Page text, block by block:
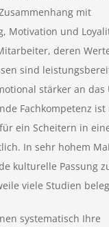
mit
Motivation und
deren
sind
stärker an das
Fachkompetenz
ein Scheitern in
In sehr hohem
kulturelle Passung
viele Studien
systematisch Ihre